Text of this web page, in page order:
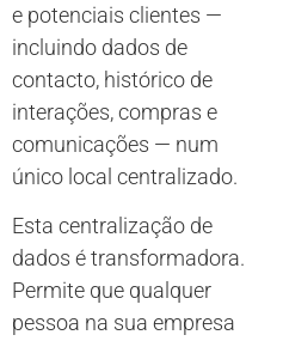
e potenciais clientes —
incluindo dados de
contacto, histórico de
interações, compras e
comunicações — num
único local centralizado.
Esta centralização de
dados é transformadora.
Permite que qualquer
pessoa na sua empresa